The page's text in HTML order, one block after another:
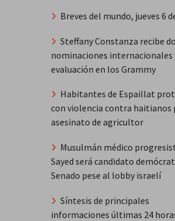
Breves del mundo, jueves 6
Steffany Constanza recibe
nominaciones internacionales
evaluación en los Grammy
Habitantes de Espaillat
con violencia contra haitianos
asesinato de agricultor
Musulmán médico
Sayed será candidato
Senado pese al lobby israelí
Síntesis de principales
informaciones últimas 24